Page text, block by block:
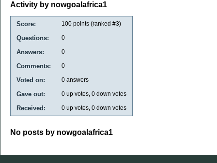
Activity by nowgoalafrica1
Score: 100 points (ranked #3)
Questions: 0
Answers: 0
Comments: 0
Voted on: 0 answers
Gave out: 0 up votes, 0 down votes
Received: 0 up votes, 0 down votes
No posts by nowgoalafrica1